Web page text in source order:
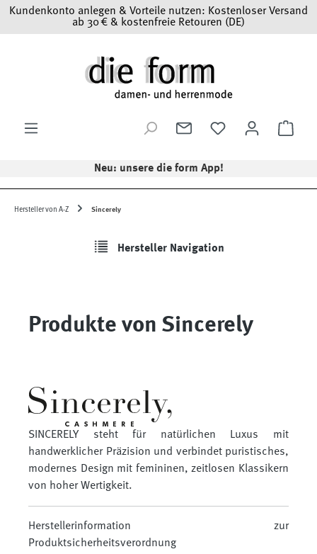
Zum Hauptinhalt springen
Kundenkonto anlegen & Vorteile nutzen: Kostenloser Versand
ab 30 € & kostenfreie Retouren (DE)
Neu: unsere die form App!
Hersteller von A-Z Sincerely
Hersteller Navigation
Produkte von Sincerely
SINCERELY steht für natürlichen Luxus mit
handwerklicher Präzision und verbindet puristisches,
modernes Design mit femininen, zeitlosen Klassikern
von hoher Wertigkeit.
Herstellerinformation zur
Produktsicherheitsverordnung